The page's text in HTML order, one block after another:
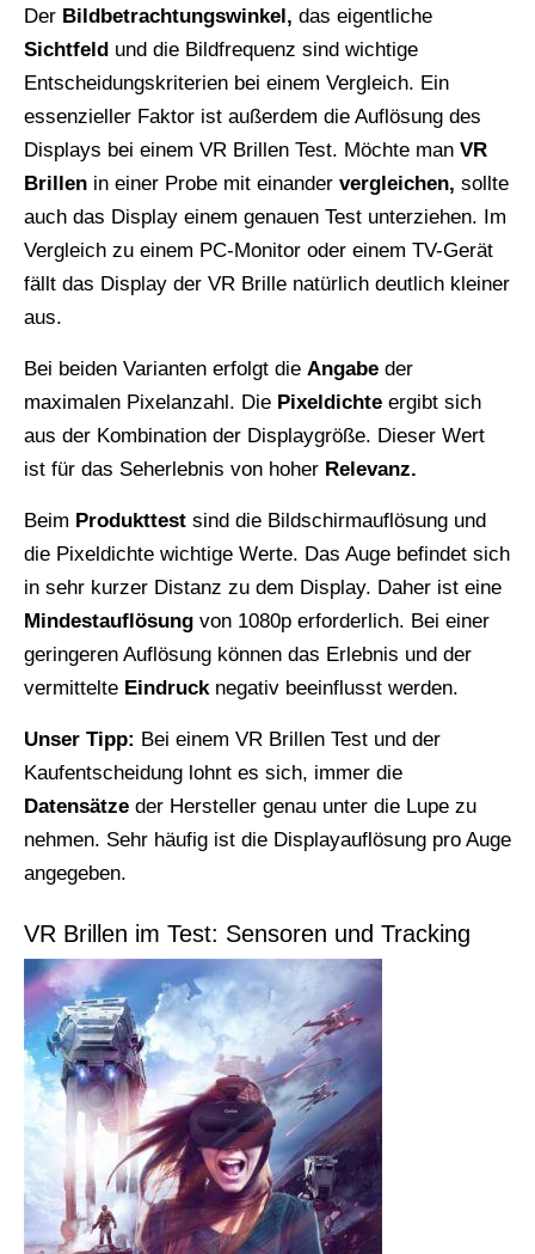
Der Bildbetrachtungswinkel, das eigentliche
Sichtfeld und die Bildfrequenz sind wichtige
Entscheidungskriterien bei einem Vergleich. Ein
essenzieller Faktor ist außerdem die Auflösung des
Displays bei einem VR Brillen Test. Möchte man VR
Brillen in einer Probe mit einander vergleichen, sollte
auch das Display einem genauen Test unterziehen. Im
Vergleich zu einem PC-Monitor oder einem TV-Gerät
fällt das Display der VR Brille natürlich deutlich kleiner
aus.
Bei beiden Varianten erfolgt die Angabe der
maximalen Pixelanzahl. Die Pixeldichte ergibt sich
aus der Kombination der Displaygröße. Dieser Wert
ist für das Seherlebnis von hoher Relevanz.
Beim Produkttest sind die Bildschirmauflösung und
die Pixeldichte wichtige Werte. Das Auge befindet sich
in sehr kurzer Distanz zu dem Display. Daher ist eine
Mindestauflösung von 1080p erforderlich. Bei einer
geringeren Auflösung können das Erlebnis und der
vermittelte Eindrucknegativ beeinflusst werden.
Unser Tipp: Bei einem VR Brillen Test und der
Kaufentscheidung lohnt es sich, immer die
Datensätze der Hersteller genau unter die Lupe zu
nehmen. Sehr häufig ist die Displayauflösung pro Auge
angegeben.
VR Brillen im Test: Sensoren und Tracking